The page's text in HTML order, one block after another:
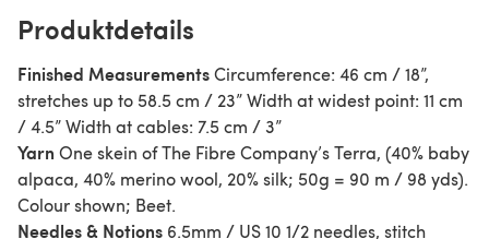
Produktdetails
Finished MeasurementsCircumference: 46 cm / 18”,
stretches up to 58.5 cm / 23” Width at widest point: 11 cm
/ 4.5” Width at cables: 7.5 cm / 3”
Yarn One skein of The Fibre Company’s Terra, (40% baby
alpaca, 40% merino wool, 20% silk; 50g = 90 m / 98 yds).
Colour shown; Beet.
Needles & Notions 6.5mm / US 10 1/2 needles, stitch